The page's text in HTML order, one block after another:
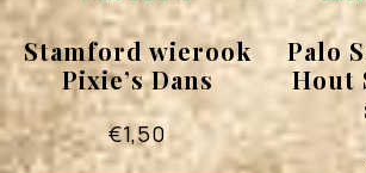
Stamford wierook
Pixie’s Dans
€1,50
Palo
Hout